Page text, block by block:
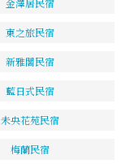
東之旅民宿
新雅閣民宿
藍日式民宿
未央花苑民宿
梅蘭民宿